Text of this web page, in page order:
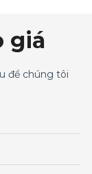
giá
để chúng tôi